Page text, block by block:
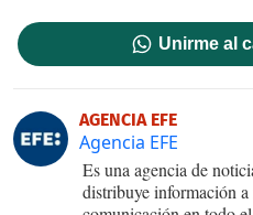
Unirme al
AGENCIA EFE
Agencia EFE
Es una agencia de
distribuye información